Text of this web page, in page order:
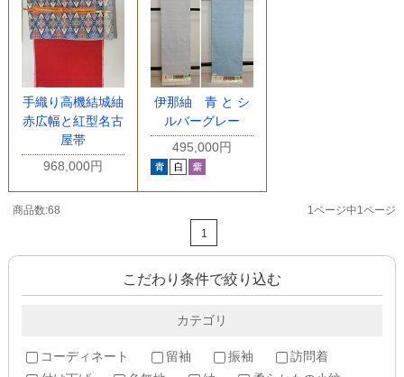
手織り高機結城紬
赤広幅と紅型名古
屋帯
968,000円
伊那紬 青 と シ
ルバーグレー
495,000円
商品数:68
1ページ中1ページ
1
こだわり条件で絞り込む
カテゴリ
コーディネート 留袖 振袖
訪問着